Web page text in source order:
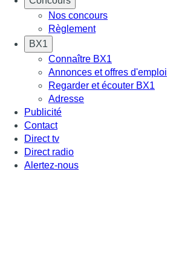
Nos concours
Règlement
BX1
Connaître BX1
Annonces et offres d'emploi
Regarder et écouter BX1
Adresse
Publicité
Contact
Direct tv
Direct radio
Alertez-nous